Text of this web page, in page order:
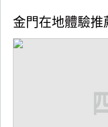
金門在地體驗推